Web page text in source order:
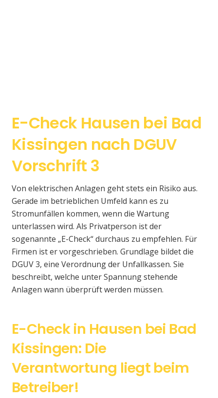
E-Check Hausen bei Bad
Kissingen nach DGUV
Vorschrift 3
Von elektrischen Anlagen geht stets ein Risiko aus.
Gerade im betrieblichen Umfeld kann es zu
Stromunfällen kommen, wenn die Wartung
unterlassen wird. Als Privatperson ist der
sogenannte „E-Check“ durchaus zu empfehlen. Für
Firmen ist er vorgeschrieben. Grundlage bildet die
DGUV 3, eine Verordnung der Unfallkassen. Sie
beschreibt, welche unter Spannung stehende
Anlagen wann überprüft werden müssen.
E-Check in Hausen bei Bad
Kissingen: Die
Verantwortung liegt beim
Betreiber!